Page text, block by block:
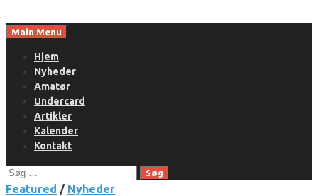
toMain Menu
Hjem
Nyheder
Amatør
Undercard
Artikler
Kalender
Kontakt
Søg
efter:
Featured / Nyheder